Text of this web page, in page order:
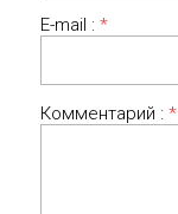
E-mail : *
Комментарий : *